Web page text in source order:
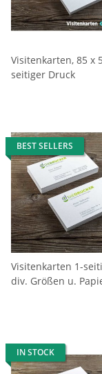
Visitenkarten, 85 x
seitiger Druck
BEST SELLERS
Visitenkarten 1-
div. Größen u.
IN STOCK